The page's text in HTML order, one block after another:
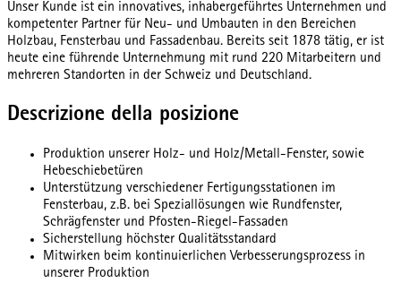
Unser Kunde ist ein innovatives, inhabergeführtes Unternehmen und
kompetenter Partner für Neu- und Umbauten in den Bereichen
Holzbau, Fensterbau und Fassadenbau. Bereits seit 1878 tätig, er ist
heute eine führende Unternehmung mit rund 220 Mitarbeitern und
mehreren Standorten in der Schweiz und Deutschland.
Descrizione della posizione
Produktion unserer Holz- und Holz/Metall-Fenster, sowie
Hebeschiebetüren
Unterstützung verschiedener Fertigungsstationen im
Fensterbau, z.B. bei Speziallösungen wie Rundfenster,
Schrägfenster und Pfosten-Riegel-Fassaden
Sicherstellung höchster Qualitätsstandard
Mitwirken beim kontinuierlichen Verbesserungsprozess in
unserer Produktion